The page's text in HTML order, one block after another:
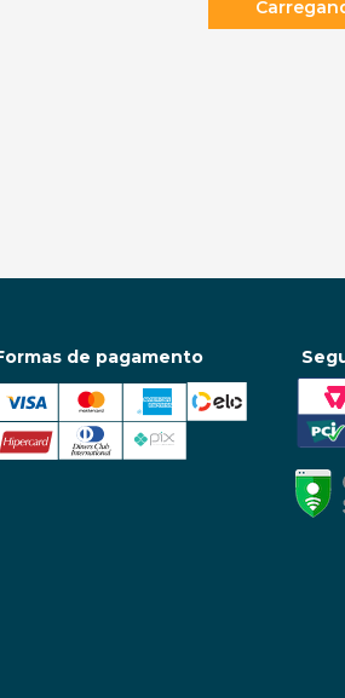
Mecanico Atom Pro96 RGB
MK914 Mercury
Comprar